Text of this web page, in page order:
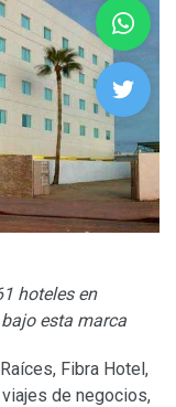
hoteles en
esta marca
Fibra Hotel,
de negocios,